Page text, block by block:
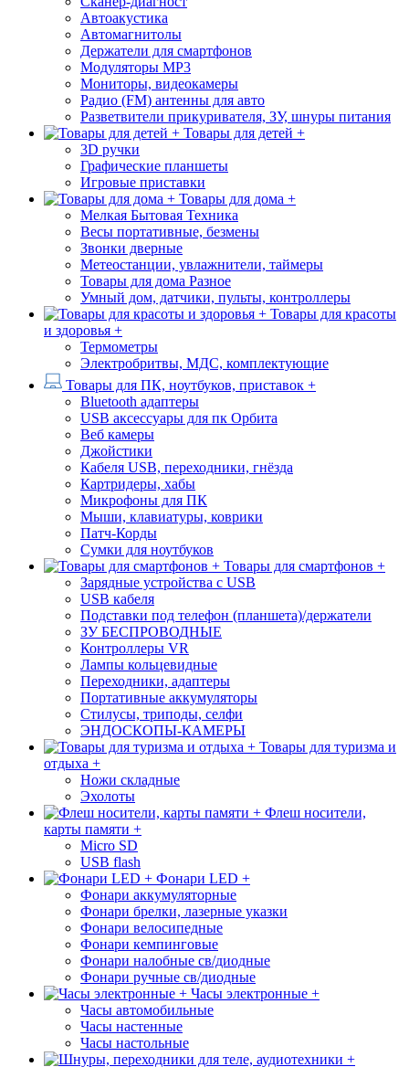
Автоакустика
Автомагнитолы
Держатели для смартфонов
Модуляторы МР3
Мониторы, видеокамеры
Радио (FM) антенны для авто
Разветвители прикуривателя, ЗУ, шнуры питания
Товары для детей +
3D ручки
Графические планшеты
Игровые приставки
Товары для дома +
Мелкая Бытовая Техника
Весы портативные, безмены
Звонки дверные
Метеостанции, увлажнители, таймеры
Товары для дома Разное
Умный дом, датчики, пульты, контроллеры
Товары для красоты
и здоровья +
Термометры
Электробритвы, МДС, комплектующие
Товары для ПК, ноутбуков, приставок +
Bluetooth адаптеры
USB аксессуары для пк Орбита
Веб камеры
Джойстики
Кабеля USB, переходники, гнёзда
Картридеры, хабы
Микрофоны для ПК
Мыши, клавиатуры, коврики
Патч-Корды
Сумки для ноутбуков
Товары для смартфонов +
Зарядные устройства с USB
USB кабеля
Подставки под телефон (планшета)/держатели
ЗУ БЕСПРОВОДНЫЕ
Контроллеры VR
Лампы кольцевидные
Переходники, адаптеры
Портативные аккумуляторы
Стилусы, триподы, селфи
ЭНДОСКОПЫ-КАМЕРЫ
Товары для туризма и
отдыха +
Ножи складные
Эхолоты
Флеш носители,
карты памяти +
Micro SD
USB flash
Фонари LED +
Фонари аккумуляторные
Фонари брелки, лазерные указки
Фонари велосипедные
Фонари кемпинговые
Фонари налобные св/диодные
Фонари ручные св/диодные
Часы электронные +
Часы автомобильные
Часы настенные
Часы настольные